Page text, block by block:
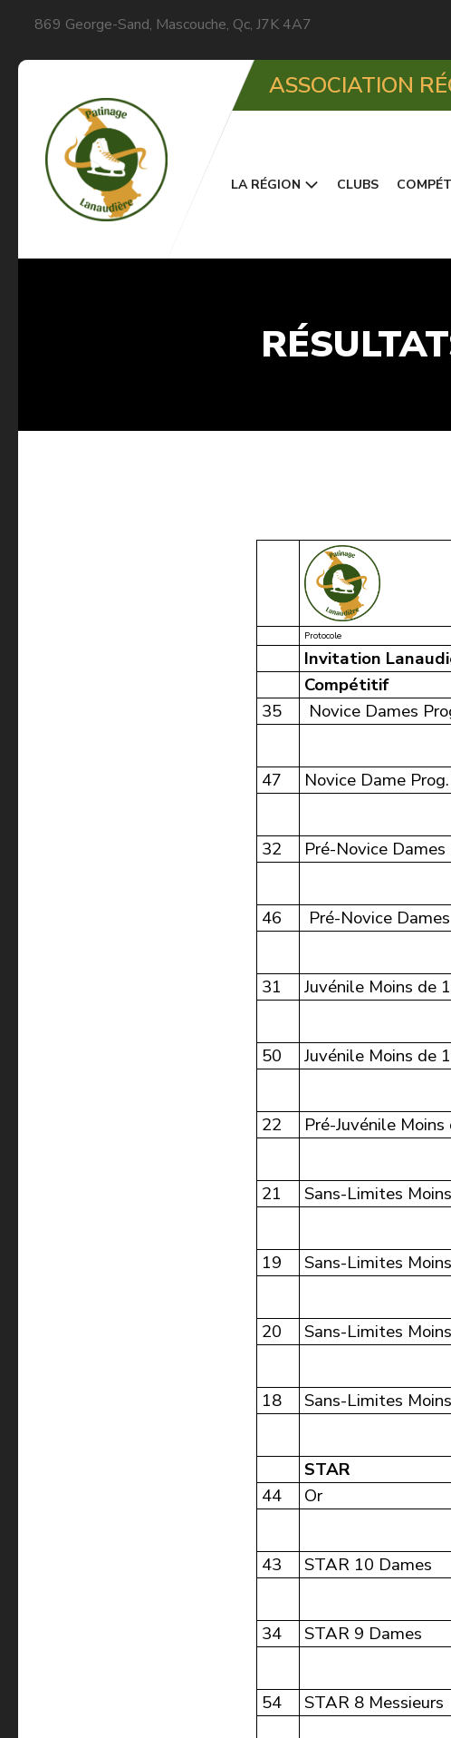
869 George-Sand, Mascouche, Qc, J7K 4A7
ASSOCIATION
LA RÉGION CLUBS
Protocole
Invitation
Compétitif
35
Novice Dames
47
Novice Dame
32
Pré-Novice
46
Pré-Novice
31
Juvénile Moins de
50
Juvénile Moins de
22
Pré-Juvénile
21
Sans-Limites
19
Sans-Limites
20
Sans-Limites
18
Sans-Limites
STAR
44
Or
43
STAR 10 Dames
34
STAR 9 Dames
54
STAR 8 Messieurs